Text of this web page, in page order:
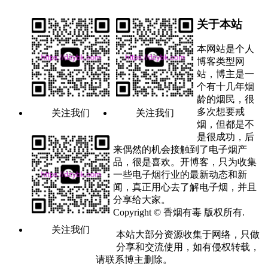
关注我们 关注我们
关注我们
关于本站
本网站是个人
博客类型网
站，博主是一
个有十几年烟
龄的烟民，很
多次想要戒
烟，但都是不
是很成功，后
来偶然的机会接触到了电子烟产
品，很是喜欢。开博客，只为收集
一些电子烟行业的最新动态和新
闻，真正用心去了解电子烟，并且
分享给大家。
Copyright © 香烟有毒 版权所有.
本站大部分资源收集于网络，只做
分享和交流使用，如有侵权转载，
请联系博主删除。